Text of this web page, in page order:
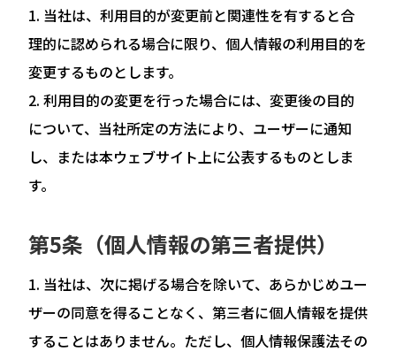
当社は、利用目的が変更前と関連性を有すると合
理的に認められる場合に限り、個人情報の利用目的を
変更するものとします。
利用目的の変更を行った場合には、変更後の目的
について、当社所定の方法により、ユーザーに通知
し、または本ウェブサイト上に公表するものとしま
す。
第5条（個人情報の第三者提供）
当社は、次に掲げる場合を除いて、あらかじめユー
ザーの同意を得ることなく、第三者に個人情報を提供
することはありません。ただし、個人情報保護法その